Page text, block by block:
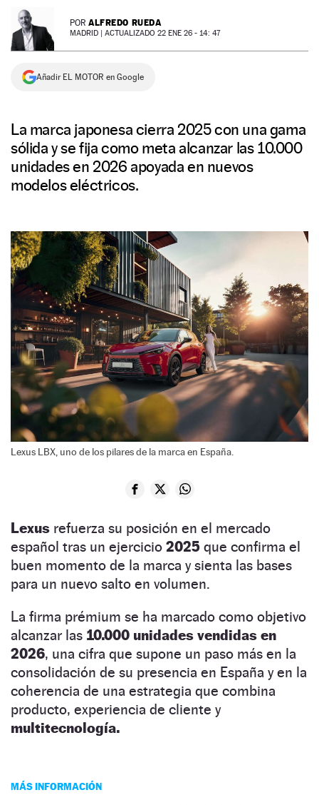
NEWSLETTER POR ALFREDO RUEDA
MADRID | ACTUALIZADO 22 ENE 26 - 14: 47
Añadir EL MOTOR en Google
La marca japonesa cierra 2025 con una gama
sólida y se fija como meta alcanzar las 10.000
unidades en 2026 apoyada en nuevos
modelos eléctricos.
Lexus LBX, uno de los pilares de la marca en España.
Lexus refuerza su posición en el mercado
español tras un ejercicio 2025 que confirma el
buen momento de la marca y sienta las bases
para un nuevo salto en volumen.
La firma prémium se ha marcado como objetivo
alcanzar las 10.000 unidades vendidas en
2026, una cifra que supone un paso más en la
consolidación de su presencia en España y en la
coherencia de una estrategia que combina
producto, experiencia de cliente y
multitecnología.
MÁS INFORMACIÓN